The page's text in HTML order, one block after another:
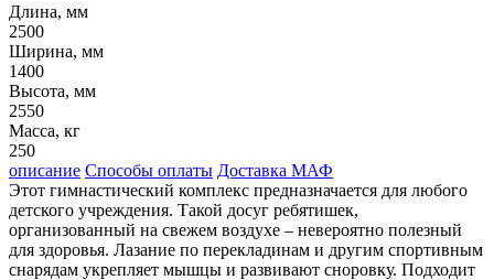
Длина, мм
2500
Ширина, мм
1400
Высота, мм
2550
Масса, кг
250
описание Способы оплаты Доставка МАФ
Этот гимнастический комплекс предназначается для любого
детского учреждения. Такой досуг ребятишек,
организованный на свежем воздухе – невероятно полезный
для здоровья. Лазание по перекладинам и другим спортивным
снарядам укрепляет мышцы и развивают сноровку. Подходит